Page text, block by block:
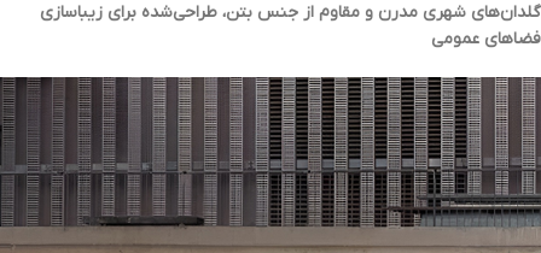
گلدان‌های شهری مدرن و مقاوم از جنس بتن، طراحی‌شده برای زیباسازی
فضاهای عمومی